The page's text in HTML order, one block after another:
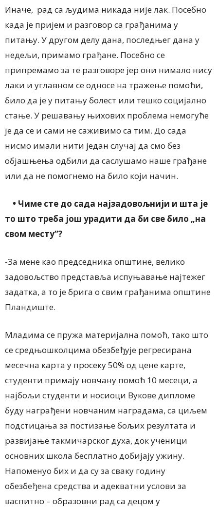
Иначе, рад са људима никада није лак. Посебно
када је пријем и разговор са грађанима у
питању. У другом делу дана, последњег дана у
недељи, примамо грађане. Посебно се
припремамо за те разговоре јер они нимало нису
лаки и углавном се односе на тражење помоћи,
било да је у питању болест или тешко социјално
стање. У решавању њихових проблема немогуће
је да се и сами не саживимо са тим. До сада
нисмо имали нити један случај да смо без
објашњења одбили да саслушамо наше грађане
или да не помогнемо на било који начин.
• Чиме сте до сада најзадовољнији и шта је
то што треба још урадити да би све било „на
свом месту“?
-За мене као председника општине, велико
задовољство представља испуњавање најтежег
задатка, а то је брига о свим грађанима општине
Пландиште.
Младима се пружа материјална помоћ, тако што
се средњошколцима обезбеђује регресирана
месечна карта у просеку 50% од цене карте,
студенти примају новчану помоћ 10 месеци, а
најбољи студенти и носиоци Вукове дипломе
буду награђени новчаним наградама, са циљем
подстицања за постизање бољих резултата и
развијање такмичарског духа, док ученици
основних школа бесплатно добијају ужину.
Напоменуо бих и да су за сваку годину
обезбеђена средства и адекватни услови за
васпитно – образовни рад са децом у